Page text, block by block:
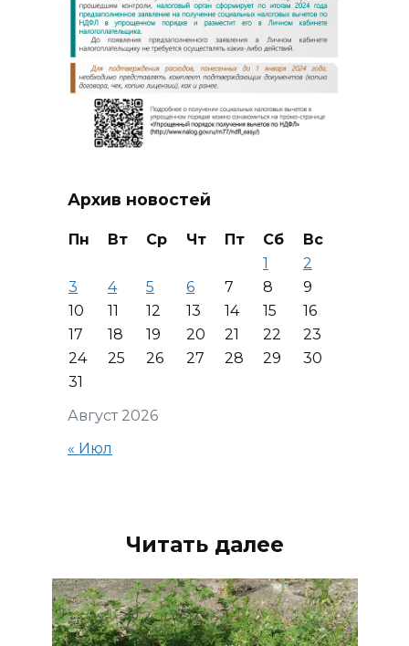
Архив новостей
Август 2026
Пн Вт Ср Чт Пт Сб
Вс
1
2
3
4 5 6 7 8
9
10
11 12 13 14 15
16
17
18 19 20 21 22
23
24
25 26 27 28 29
30
31
« Июл
Читать далее